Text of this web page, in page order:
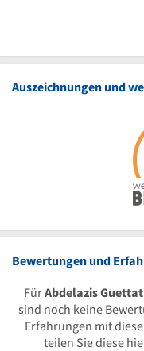
Auszeichnungen und
Bewertungen und
FürAbdelazis
sind noch keine
Erfahrungen mit
teilen Sie diese